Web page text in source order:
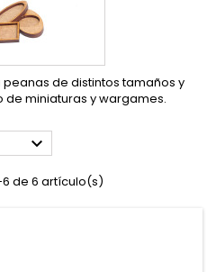
de distintos tamaños y
miniaturas y wargames.

de 6 artículo(s)